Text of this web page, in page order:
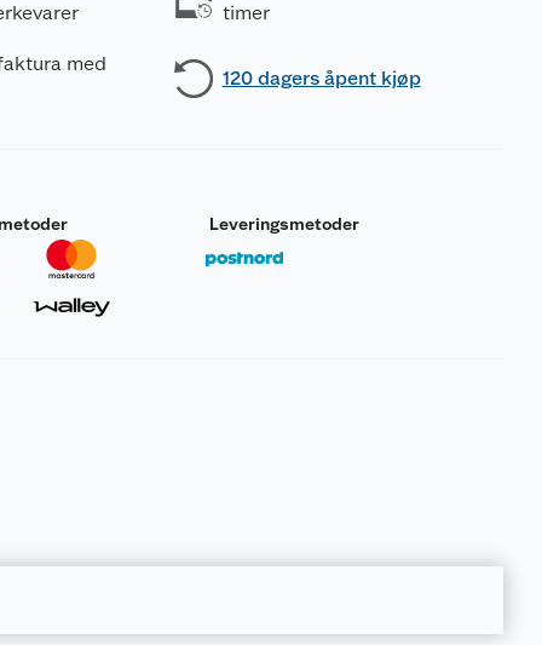
timer
med
120 dagers åpent kjøp
Leveringsmetoder